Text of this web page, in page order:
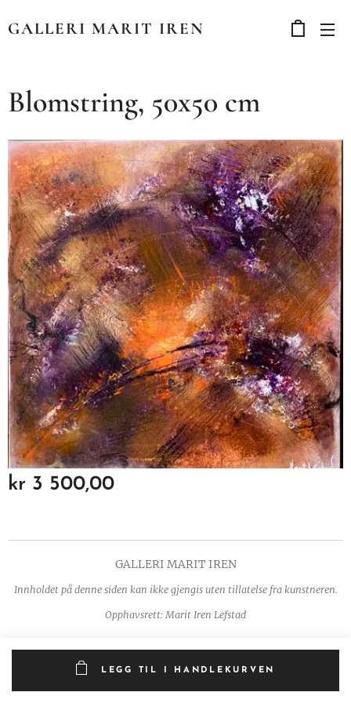
GALLERI MARIT IREN
Blomstring, 50x50 cm
kr 3 500,00
LEGG TIL I HANDLEKURVEN
GALLERI MARIT IREN
Innholdet på denne siden kan ikke gjengis uten tillatelse fra kunstneren.
Opphavsrett: Marit Iren Lefstad